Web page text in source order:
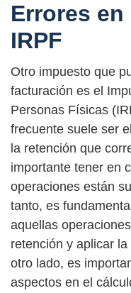
Errores
IRPF
Otro impuesto que
facturación es el
Personas Físicas
frecuente suele ser
la retención que
importante tener en
operaciones están
tanto, es
aquellas
retención y aplicar
otro lado, es
aspectos en el